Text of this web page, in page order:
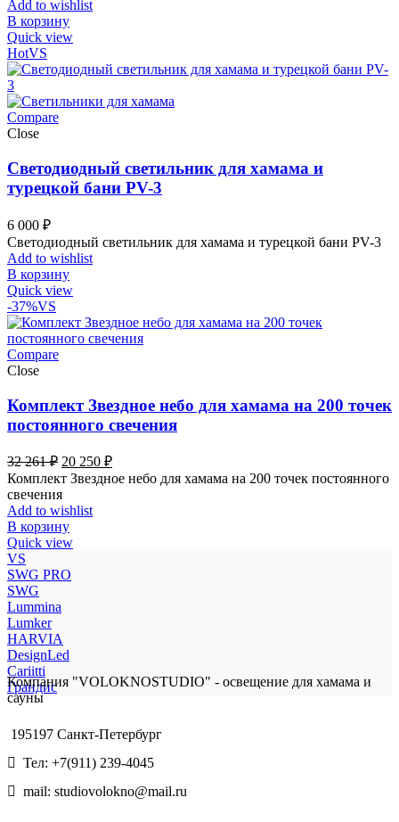
Add to wishlist
В корзину
Quick view
HotVS
Compare
Close
Светодиодный светильник для хамама и
турецкой бани PV-3
6 000 ₽
Светодиодный светильник для хамама и турецкой бани PV-3
Add to wishlist
В корзину
Quick view
-37%VS
Compare
Close
Комплект Звездное небо для хамама на 200 точек
постоянного свечения
32 261₽ Первоначальная
цена
составляла
32
261 ₽.
20 250 ₽Текущая
цена:
Комплект Звездное небо для хамама на 200 точек постоянного
свечения
Add to wishlist
В корзину
Quick view
VS
SWG PRO
SWG
Lummina
Lumker
HARVIA
DesignLed
Cariitti
Грандис
Компания "VOLOKNOSTUDIO" - освещение для хамама и
сауны
195197 Санкт-Петербург
Тел: +7(911) 239-4045
mail: studiovolokno@mail.ru